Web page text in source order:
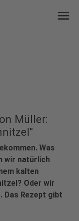
menu
Müller:
Was
wir natürlich
kalten
Oder wir
Das Rezept gibt